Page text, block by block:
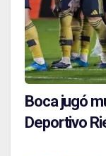
Boca jugó
Deportivo